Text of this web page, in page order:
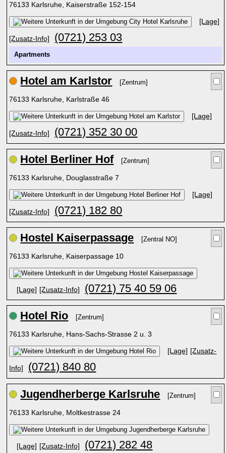
76133 Karlsruhe, Kaiserstraße 152-154
[Lage]
[Zusatz-Info] (0721) 253 03
Apartments
Hotel am Karlstor [Zentrum]
76133 Karlsruhe, Karlstraße 46
[Lage]
[Zusatz-Info] (0721) 352 30 00
Hotel Berliner Hof [Zentrum]
76133 Karlsruhe, Douglasstraße 7
[Lage]
[Zusatz-Info] (0721) 182 80
Hostel Kaiserpassage [Zentral NO]
76133 Karlsruhe, Kaiserpassage 10
[Lage] [Zusatz-Info] (0721) 75 40 59 06
Hotel Rio [Zentrum]
76133 Karlsruhe, Hans-Sachs-Strasse 2 u. 3
[Lage] [Zusatz-
Info] (0721) 840 80
Jugendherberge Karlsruhe [Zentrum]
76133 Karlsruhe, Moltkestrasse 24
[Lage] [Zusatz-Info] (0721) 282 48